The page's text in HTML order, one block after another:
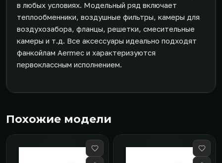
в любых условиях. Модельный ряд включает
теплообменники, воздушные фильтры, камеры для
воздухозабора, фланцы, решетки, смесительные
камеры и т.д. Все аксессуары идеально подходят
фанкойлам Aermec и характеризуются
первоклассным исполнением.
Похожие модели